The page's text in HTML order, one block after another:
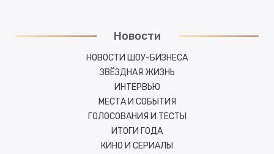
Новости
НОВОСТИ ШОУ-БИЗНЕСА
ЗВЁЗДНАЯ ЖИЗНЬ
ИНТЕРВЬЮ
МЕСТА И СОБЫТИЯ
ГОЛОСОВАНИЯ И ТЕСТЫ
ИТОГИ ГОДА
КИНО И СЕРИАЛЫ